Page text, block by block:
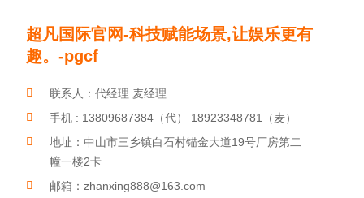
玩具发音琴片
劳动光荣，平凡亦有光！
超凡国际官网-科技赋能场景,让娱乐更有
趣。-pgcf
联系人：代经理 麦经理
手机 : 13809687384（代） 18923348781（麦）
地址：中山市三乡镇白石村锚金大道19号厂房第二
幢一楼2卡
邮箱：zhanxing888@163.com